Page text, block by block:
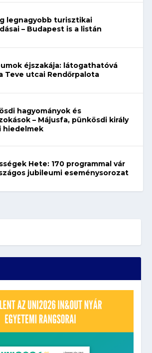
legnagyobb turisztikai
– Budapest is a listán
éjszakája: látogathatóvá
Teve utcai Rendőrpalota
hagyományok és
– Májusfa, pünkösdi király
hiedelmek
Hete: 170 programmal vár
jubileumi eseménysorozat